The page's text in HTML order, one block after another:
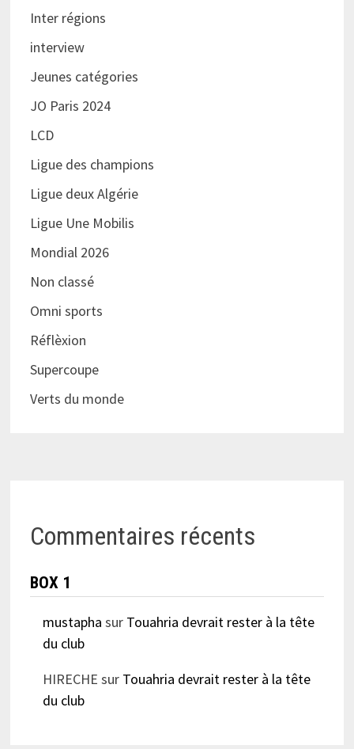
Inter régions
interview
Jeunes catégories
JO Paris 2024
LCD
Ligue des champions
Ligue deux Algérie
Ligue Une Mobilis
Mondial 2026
Non classé
Omni sports
Réflèxion
Supercoupe
Verts du monde
Commentaires récents
BOX 1
mustapha sur Touahria devrait rester à la tête
du club
HIRECHE sur Touahria devrait rester à la tête
du club